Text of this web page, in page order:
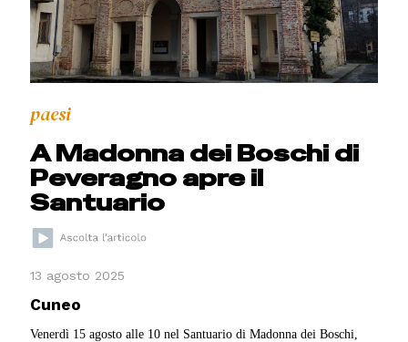
paesi
A Madonna dei Boschi di
Peveragno apre il
Santuario
13 agosto 2025
Cuneo
Venerdì 15 agosto alle 10 nel Santuario di Madonna dei Boschi,